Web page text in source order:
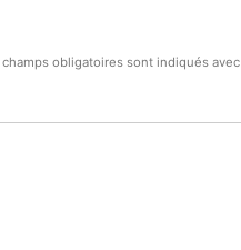
champs obligatoires sont indiqués avec